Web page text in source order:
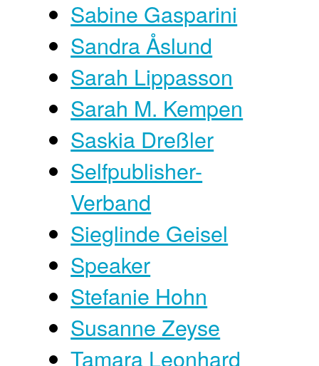
Sabine Gasparini
Sandra Åslund
Sarah Lippasson
Sarah M. Kempen
Saskia Dreßler
Selfpublisher-
Verband
Sieglinde Geisel
Speaker
Stefanie Hohn
Susanne Zeyse
Tamara Leonhard